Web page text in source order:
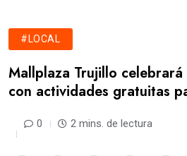
#LOCAL
Mallplaza Trujillo
con actividades gratuitas
0 2 mins. de lectura